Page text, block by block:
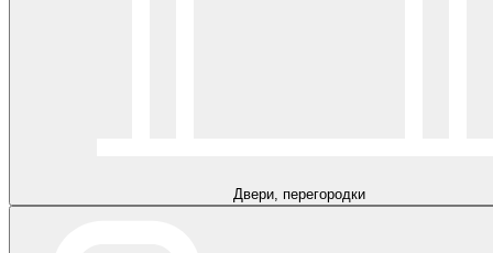
Двери, перегородки